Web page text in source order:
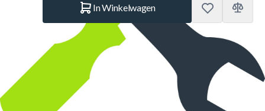
In Winkelwagen
Korte Beschrijving
Ben je zelf niet echt een klusser of beschik je niet over de
juiste tools om jouw trampoline te monteren? Bestel dan de